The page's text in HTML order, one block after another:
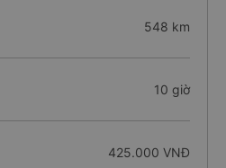
548 km
10 giờ
425.000 VNĐ